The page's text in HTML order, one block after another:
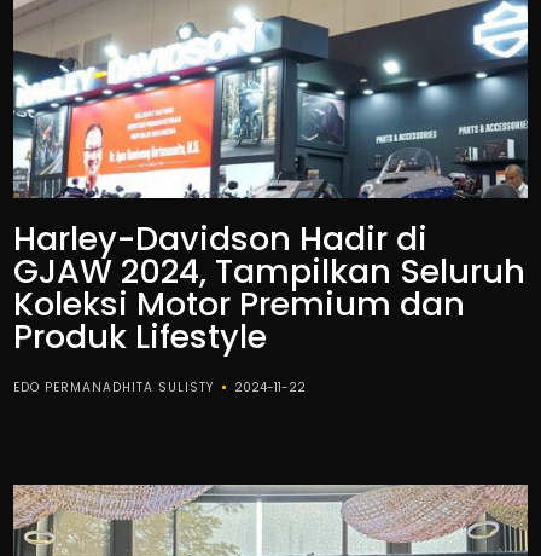
Harley-Davidson Hadir di
GJAW 2024, Tampilkan Seluruh
Koleksi Motor Premium dan
Produk Lifestyle
EDO PERMANADHITA SULISTY 2024-11-22